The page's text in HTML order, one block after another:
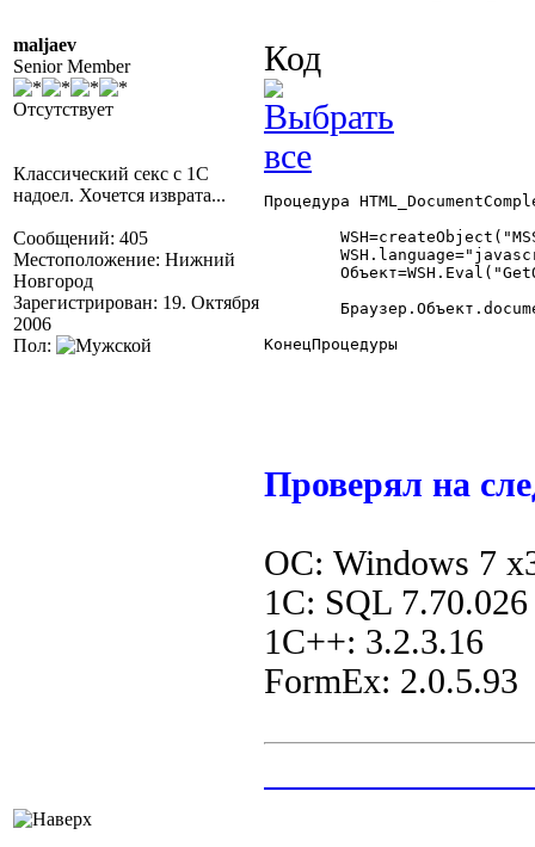
maljaev
Senior Member
Отсутствует
Классический секс с 1С
надоел. Хочется изврата...
Сообщений: 405
Местоположение: Нижний
Новгород
Зарегистрирован: 19. Октября
2006
Пол:
Код
Процедура
КонецПроцедуры
Проверял на
ОС: Windows 7
1С: SQL 7.70.026
1C++: 3.2.3.16
FormEx: 2.0.5.93